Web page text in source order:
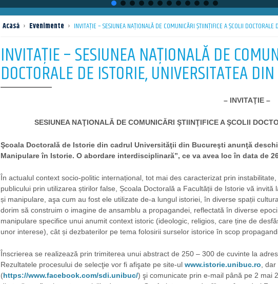
Acasă › Evenimente › INVITAŢIE – SESIUNEA NAŢIONALĂ DE COMUNICĂRI ŞTIINŢIFICE A ŞCOLII
INVITAŢIE – SESIUNEA NAŢIONALĂ DE
DOCTORALE DE ISTORIE, UNIVERSITATEA
– INVITAŢIE –
SESIUNEA NAŢIONALĂ DE COMUNICĂRI ŞTIINŢIFICE A ŞCOLII
Şcoala Doctorală de Istorie din cadrul Universităţii din Bucureşti anunţă
Manipulare în Istorie. O abordare interdisciplinară”, ce va avea loc în data de
În actualul context socio-politic internațional, tot mai des caracterizat prin
publicului prin utilizarea știrilor false, Școala Doctorală a Facultății de Istorie vă
și manipulare, aşa cum au fost ele utilizate de-a lungul istoriei, în diverse spații
dorim să construim o imagine de ansamblu a propagandei, reflectată în diverse
manipulare specifice unui anumit context istoric (ideologic, religios, care ține de
unor interese), cât și dezbaterilor pe tema folosirii surselor istorice în scop
Înscrierea se realizează prin trimiterea unui abstract de 250 – 300 de cuvinte la
Rezultatele procesului de selecţie vor fi afişate pe site-ulwww.istorie.unibuc.ro, dar
(https://www.facebook.com/sdi.unibuc/) şi comunicate prin e-mail până pe 2 mai